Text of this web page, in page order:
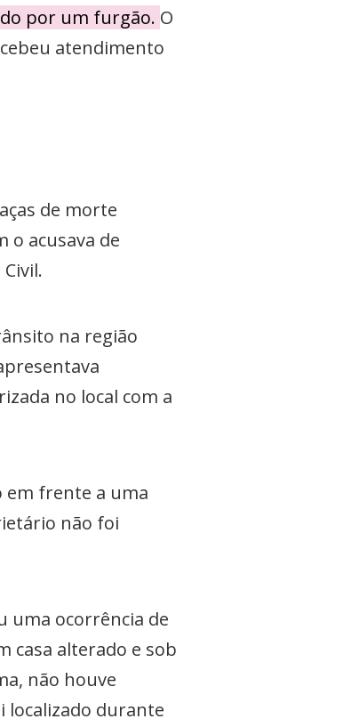
por um furgão. O
atendimento
de morte
o acusava de
na região
no local com a
em frente a uma
não foi
uma ocorrência de
casa alterado e sob
não houve
localizado durante